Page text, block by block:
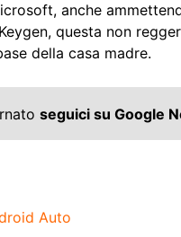
anche
questa non
della casa madre.
seguici su Google
Auto